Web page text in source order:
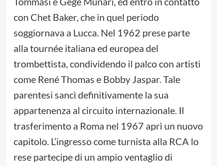
con Chet Baker, che in quel periodo
soggiornava a Lucca. Nel 1962 prese parte
alla tournée italiana ed europea del
trombettista, condividendo il palco con artisti
come René Thomas e Bobby Jaspar. Tale
parentesi sancì definitivamente la sua
appartenenza al circuito internazionale. Il
trasferimento a Roma nel 1967 aprì un nuovo
capitolo. L’ingresso come turnista alla RCA lo
rese partecipe di un ampio ventaglio di